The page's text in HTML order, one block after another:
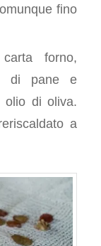
fino
forno,
di pane e
olio di oliva.
a